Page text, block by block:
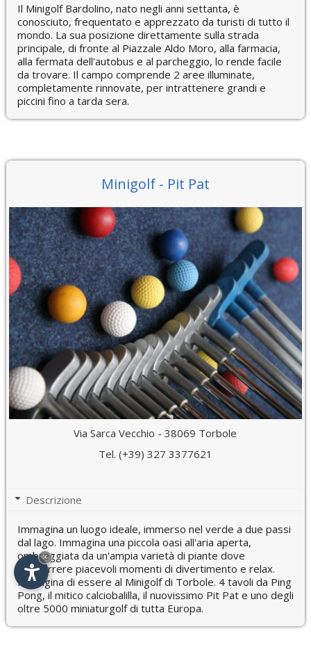
Il Minigolf Bardolino, nato negli anni settanta, è
conosciuto, frequentato e apprezzato da turisti di tutto il
mondo. La sua posizione direttamente sulla strada
principale, di fronte al Piazzale Aldo Moro, alla farmacia,
alla fermata dell'autobus e al parcheggio, lo rende facile
da trovare. Il campo comprende 2 aree illuminate,
completamente rinnovate, per intrattenere grandi e
piccini fino a tarda sera.
Minigolf - Pit Pat
Via Sarca Vecchio - 38069 Torbole
Tel. (+39) 327 3377621
Descrizione
Immagina un luogo ideale, immerso nel verde a due passi
dal lago. Immagina una piccola oasi all'aria aperta,
ombreggiata da un'ampia varietà di piante dove
trascorrere piacevoli momenti di divertimento e relax.
Immagina di essere al Minigolf di Torbole. 4 tavoli da Ping
Pong, il mitico calciobalilla, il nuovissimo Pit Pat e uno degli
oltre 5000 miniaturgolf di tutta Europa.
×